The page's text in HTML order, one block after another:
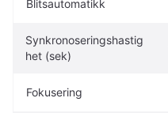
Blitsautomatikk
Synkronoseringshastig
het (sek)
Fokusering